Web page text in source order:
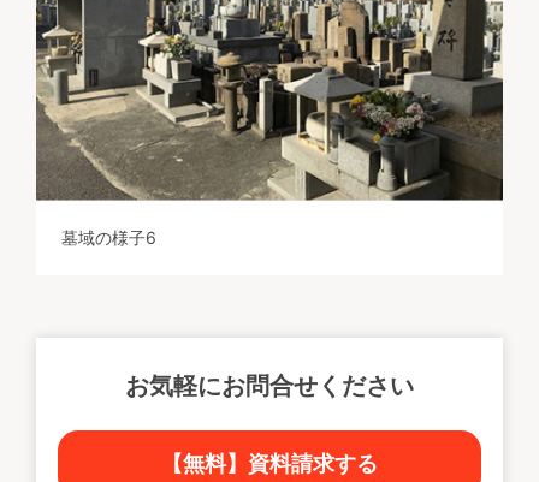
墓域の様子6
お気軽にお問合せください
【無料】資料請求する